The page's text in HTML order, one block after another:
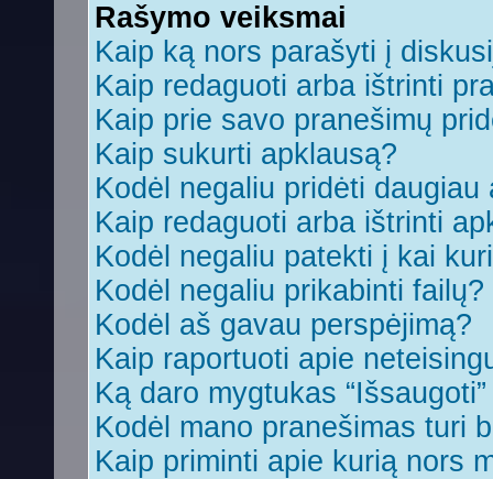
Rašymo veiksmai
Kaip ką nors parašyti į
Kaip redaguoti arba ištrinti
Kaip prie savo pranešimų
Kaip sukurti apklausą?
Kodėl negaliu pridėti
Kaip redaguoti arba ištrinti
Kodėl negaliu patekti į kai
Kodėl negaliu prikabinti failų?
Kodėl aš gavau perspėjimą?
Kaip raportuoti apie
Ką daro mygtukas
Kodėl mano pranešimas turi
Kaip priminti apie kurią nors